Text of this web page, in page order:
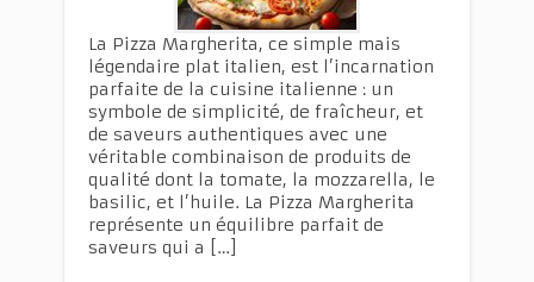
La Pizza Margherita, ce simple mais
légendaire plat italien, est l’incarnation
parfaite de la cuisine italienne : un
symbole de simplicité, de fraîcheur, et
de saveurs authentiques avec une
véritable combinaison de produits de
qualité dont la tomate, la mozzarella, le
basilic, et l’huile. La Pizza Margherita
représente un équilibre parfait de
saveurs qui a […]